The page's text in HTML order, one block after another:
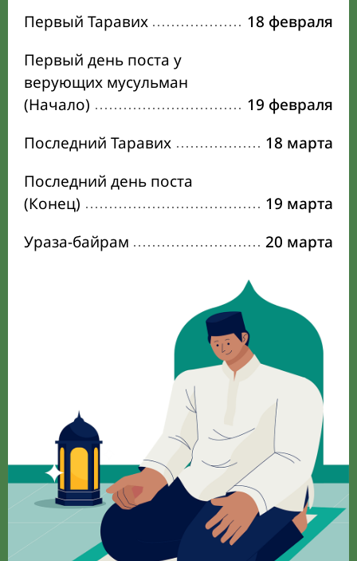
Первый Таравих
18 февраля
Первый день поста у
верующих мусульман
(Начало)
19 февраля
Последний Таравих
18 марта
Последний день поста
(Конец)
19 марта
Ураза-байрам
20 марта